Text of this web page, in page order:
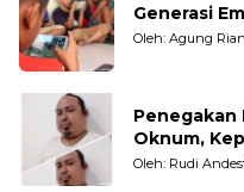
Generasi
Oleh: Agung
Penegakan
Oknum,
Taruhannya
Oleh: Rudi